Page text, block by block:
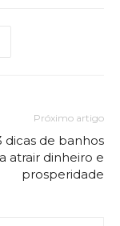
Próximo artigo
dicas de banhos
atrair dinheiro e
prosperidade